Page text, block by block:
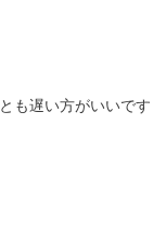
も遅い方がいいです